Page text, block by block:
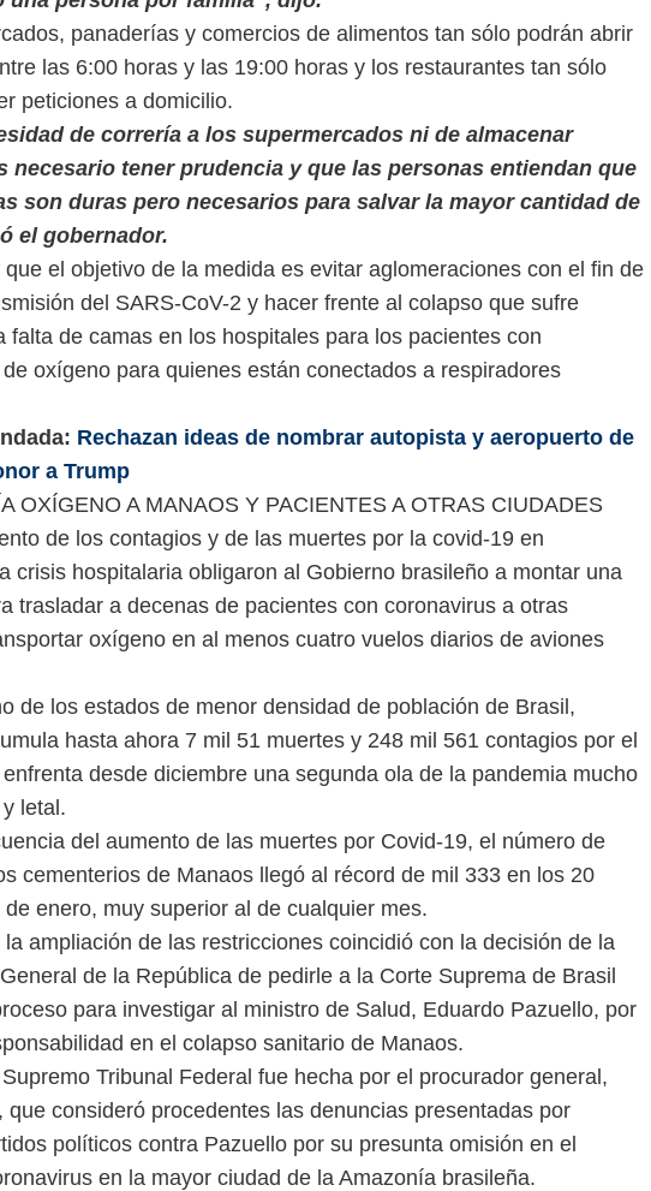
panaderías y comercios de alimentos tan sólo podrán abrir
las 6:00 horas y las 19:00 horas y los restaurantes tan sólo
peticiones a domicilio.
de correría a los supermercados ni de almacenar
necesario tener prudencia y que las personas entiendan que
son duras pero necesarios para salvar la mayor cantidad de
el gobernador.
el objetivo de la medida es evitar aglomeraciones con el fin de
del SARS-CoV-2 y hacer frente al colapso que sufre
falta de camas en los hospitales para los pacientes con
oxígeno para quienes están conectados a respiradores
Rechazan ideas de nombrar autopista y aeropuerto de
a Trump
OXÍGENO A MANAOS Y PACIENTES A OTRAS CIUDADES
de los contagios y de las muertes por la covid-19 en
crisis hospitalaria obligaron al Gobierno brasileño a montar una
trasladar a decenas de pacientes con coronavirus a otras
oxígeno en al menos cuatro vuelos diarios de aviones
de los estados de menor densidad de población de Brasil,
hasta ahora 7 mil 51 muertes y 248 mil 561 contagios por el
desde diciembre una segunda ola de la pandemia mucho
letal.
del aumento de las muertes por Covid-19, el número de
cementerios de Manaos llegó al récord de mil 333 en los 20
enero, muy superior al de cualquier mes.
ampliación de las restricciones coincidió con la decisión de la
de la República de pedirle a la Corte Suprema de Brasil
para investigar al ministro de Salud, Eduardo Pazuello, por
en el colapso sanitario de Manaos.
Tribunal Federal fue hecha por el procurador general,
que consideró procedentes las denuncias presentadas por
políticos contra Pazuello por su presunta omisión en el
en la mayor ciudad de la Amazonía brasileña.